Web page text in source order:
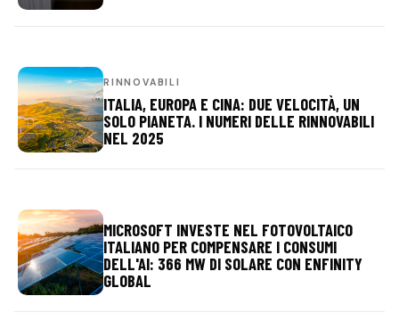
RINNOVABILI
ITALIA, EUROPA E CINA: DUE VELOCITÀ, UN
SOLO PIANETA. I NUMERI DELLE RINNOVABILI
NEL 2025
MICROSOFT INVESTE NEL FOTOVOLTAICO
ITALIANO PER COMPENSARE I CONSUMI
DELL'AI: 366 MW DI SOLARE CON ENFINITY
GLOBAL